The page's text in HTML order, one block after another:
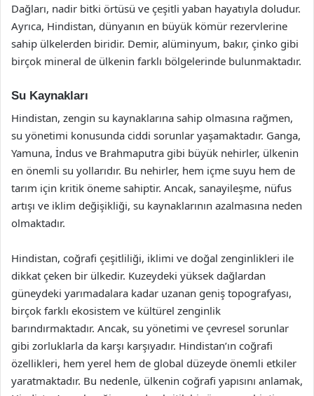
Dağları, nadir bitki örtüsü ve çeşitli yaban hayatıyla doludur.
Ayrıca, Hindistan, dünyanın en büyük kömür rezervlerine
sahip ülkelerden biridir. Demir, alüminyum, bakır, çinko gibi
birçok mineral de ülkenin farklı bölgelerinde bulunmaktadır.
Su Kaynakları
Hindistan, zengin su kaynaklarına sahip olmasına rağmen,
su yönetimi konusunda ciddi sorunlar yaşamaktadır. Ganga,
Yamuna, İndus ve Brahmaputra gibi büyük nehirler, ülkenin
en önemli su yollarıdır. Bu nehirler, hem içme suyu hem de
tarım için kritik öneme sahiptir. Ancak, sanayileşme, nüfus
artışı ve iklim değişikliği, su kaynaklarının azalmasına neden
olmaktadır.
Hindistan, coğrafi çeşitliliği, iklimi ve doğal zenginlikleri ile
dikkat çeken bir ülkedir. Kuzeydeki yüksek dağlardan
güneydeki yarımadalara kadar uzanan geniş topografyası,
birçok farklı ekosistem ve kültürel zenginlik
barındırmaktadır. Ancak, su yönetimi ve çevresel sorunlar
gibi zorluklarla da karşı karşıyadır. Hindistan’ın coğrafi
özellikleri, hem yerel hem de global düzeyde önemli etkiler
yaratmaktadır. Bu nedenle, ülkenin coğrafi yapısını anlamak,